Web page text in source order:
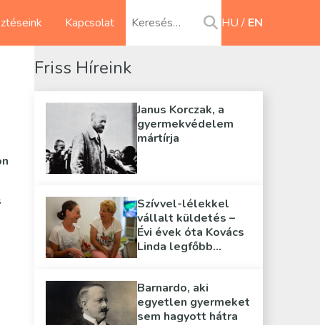
Kapcsolat HU EN
Friss Híreink
Janus Korczak, a
gyermekvédelem
mártírja
Szívvel-lélekkel
vállalt küldetés –
Évi évek óta Kovács
Linda legfőbb
Barnardo, aki
egyetlen gyermeket
sem hagyott hátra